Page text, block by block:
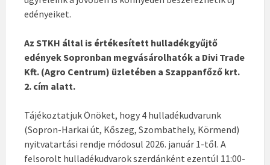
edényeiket.
Az STKH által is értékesített hulladékgyűjtő
edények Sopronban megvásárolhatók a Divi Trade
Kft. (Agro Centrum) üzletében a Szappanfőző krt.
2. cím alatt.
Tájékoztatjuk Önöket, hogy 4 hulladékudvarunk
(Sopron-Harkai út, Kőszeg, Szombathely, Körmend)
nyitvatartási rendje módosul 2026. január 1-től. A
felsorolt hulladékudvarok szerdánként ezentúl 11:00-